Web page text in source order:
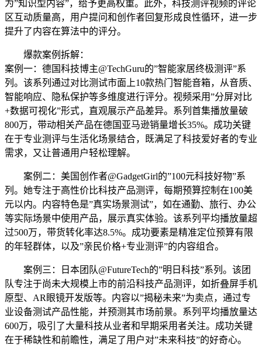
为”知识型内容”，给予更高权重。此外，科技测评视频的评论
区互动质量高，用户提问和创作者回复形成良性循环，进一步
提升了内容在算法中的评分。
爆款案例拆解：
案例一：德国科技博主@TechGuru的”智能家居终极测评”系
列。该系列通过对比测试市面上10款热门智能音箱，从音质、
智能响应、隐私保护等多维度进行评分。视频采用”分屏对比
+数据可视化”形式，直观展示产品差异。系列首集播放量破
800万，带动相关产品在德国亚马逊销量增长35%。成功关键
在于专业测评与生活化场景结合，既满足了科技爱好者的专业
需求，又让普通用户轻松理解。
案例二：美国创作者@GadgetGirl的”100元科技好物”系
列。她专注于高性价比科技产品测评，每期预算控制在100美
元以内。内容特色是”真实场景测试”，如在通勤、旅行、办公
等实际场景中使用产品，展示真实体验。该系列平均播放量超
过500万，带货转化率达8.5%。成功要素是精准定位预算有限
的年轻群体，以及”亲民价格+专业测评”的内容组合。
案例三：日本团队@FutureTech的”明日科技”系列。该团
队专注于尚未大规模上市的前沿科技产品测评，如折叠屏手机
原型、AR眼镜开发版等。内容以”揭秘未来”为卖点，通过专
业设备测试产品性能，并预测其市场前景。系列平均播放量达
600万，吸引了大量科技从业者和早期采用者关注。成功关键
在于稀缺性和前瞻性，满足了用户对”未来科技”的好奇心。